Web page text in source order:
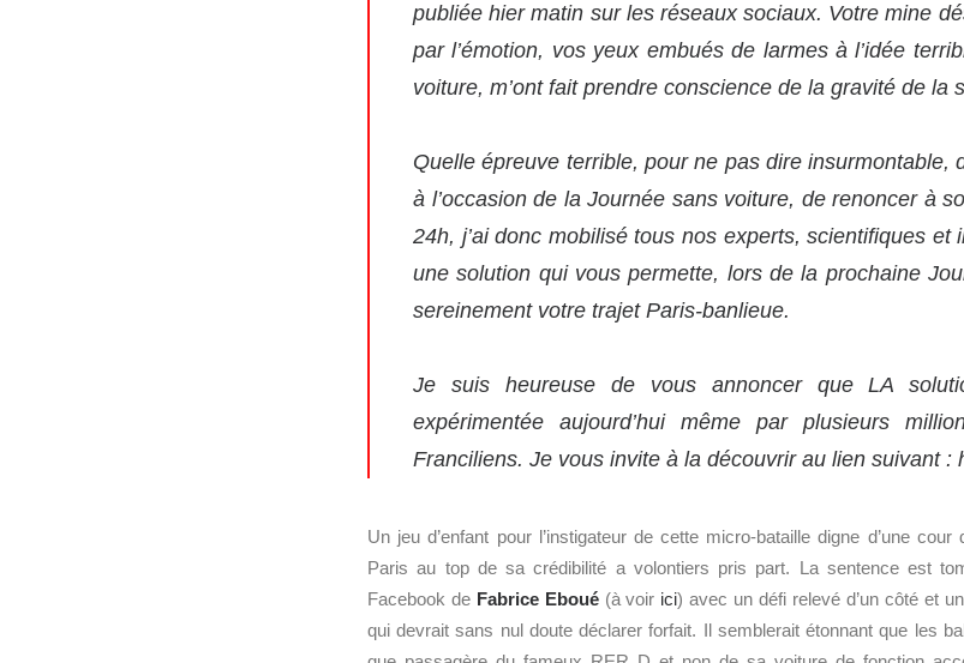
publiée hier matin sur les réseaux sociaux. Votre mine
par l’émotion, vos yeux embués de larmes à l’idée
voiture, m’ont fait prendre conscience de la gravité de la
Quelle épreuve terrible, pour ne pas dire insurmontable,
à l’occasion de la Journée sans voiture, de renoncer à
24h, j’ai donc mobilisé tous nos experts, scientifiques et
une solution qui vous permette, lors de la prochaine
sereinement votre trajet Paris-banlieue.
Je suis heureuse de vous annoncer que LA
expérimentée aujourd’hui même par plusieurs
Franciliens. Je vous invite à la découvrir au lien suivant :
Un jeu d’enfant pour l’instigateur de cette micro-bataille digne d’une
Paris au top de sa crédibilité a volontiers pris part. La sentence est
Facebook de Fabrice Eboué(à voir ici) avec un défi relevé d’un côté et
qui devrait sans nul doute déclarer forfait. Il semblerait étonnant que les